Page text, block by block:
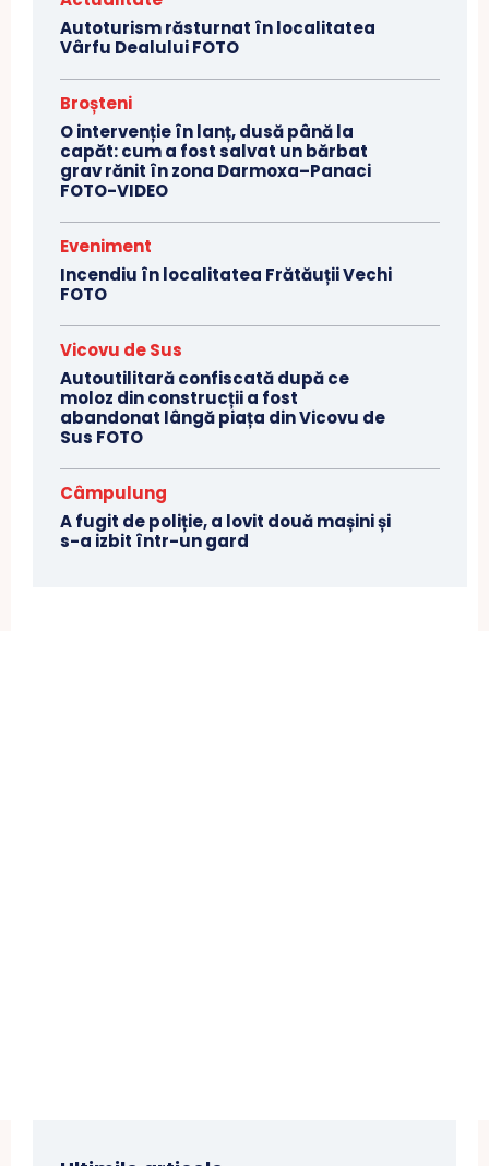
Autoturism răsturnat în localitatea
Vârfu Dealului FOTO
Broșteni
O intervenție în lanț, dusă până la
capăt: cum a fost salvat un bărbat
grav rănit în zona Darmoxa–Panaci
FOTO-VIDEO
Eveniment
Incendiu în localitatea Frătăuții Vechi
FOTO
Vicovu de Sus
Autoutilitară confiscată după ce
moloz din construcții a fost
abandonat lângă piața din Vicovu de
Sus FOTO
Câmpulung
A fugit de poliție, a lovit două mașini și
s-a izbit într-un gard